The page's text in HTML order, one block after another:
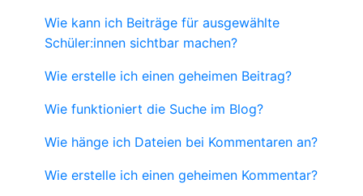
Wie kann ich Beiträge für ausgewählte
Schüler:innen sichtbar machen?
Wie erstelle ich einen geheimen Beitrag?
Wie funktioniert die Suche im Blog?
Wie hänge ich Dateien bei Kommentaren an?
Wie erstelle ich einen geheimen Kommentar?